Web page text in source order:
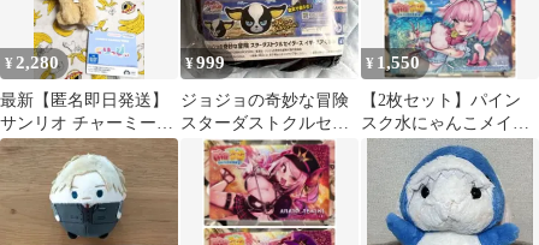
¥ 2,280
最新【匿名即日発送】
サンリオ チャーミーキ
ティくりっぴぃ 日焼け
ぬいぐるみ
¥999
ジョジョの奇妙な冒険
スターダストクルセイ
ダース イギーエアぐる
¥ 1,550
【2枚セット】パイン
スク水にゃんこメイ
ド 麻雀ファイトガー
ル カードコネクト